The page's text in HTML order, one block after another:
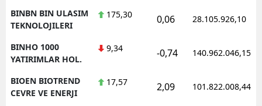
BINBN BIN ULASIM
TEKNOLOJILERI
175,30 0,06 28.105.926,10
BINHO 1000
YATIRIMLAR HOL.
9,34 -0,74 140.962.046,15
BIOEN BIOTREND
CEVRE VE ENERJI
17,57 2,09 101.822.008,44